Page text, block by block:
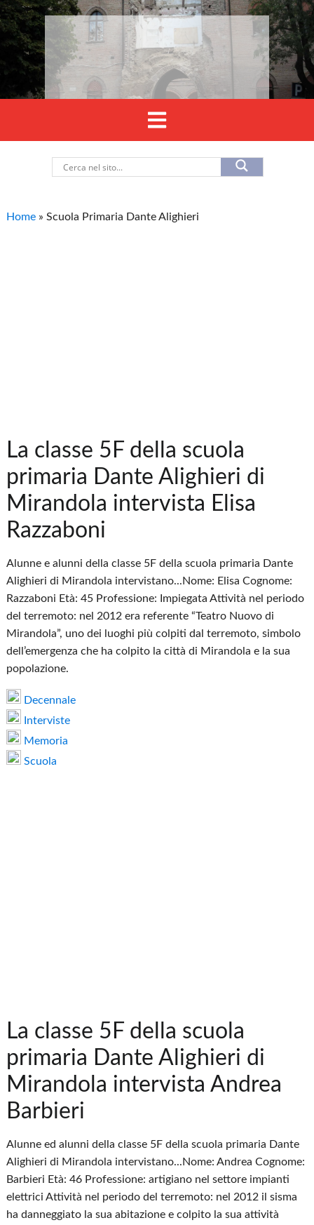
Home »Scuola Primaria Dante Alighieri
La classe 5F della scuola
primaria Dante Alighieri di
Mirandola intervista Elisa
Razzaboni
Alunne e alunni della classe 5F della scuola primaria Dante
Alighieri di Mirandola intervistano...Nome: Elisa Cognome:
Razzaboni Età: 45 Professione: Impiegata Attività nel periodo
del terremoto: nel 2012 era referente “Teatro Nuovo di
Mirandola”, uno dei luoghi più colpiti dal terremoto, simbolo
dell’emergenza che ha colpito la città di Mirandola e la sua
popolazione.
Decennale
Interviste
Memoria
Scuola
La classe 5F della scuola
primaria Dante Alighieri di
Mirandola intervista Andrea
Barbieri
Alunne ed alunni della classe 5F della scuola primaria Dante
Alighieri di Mirandola intervistano...Nome: Andrea Cognome:
Barbieri Età: 46 Professione: artigiano nel settore impianti
elettrici Attività nel periodo del terremoto: nel 2012 il sisma
ha danneggiato la sua abitazione e colpito la sua attività